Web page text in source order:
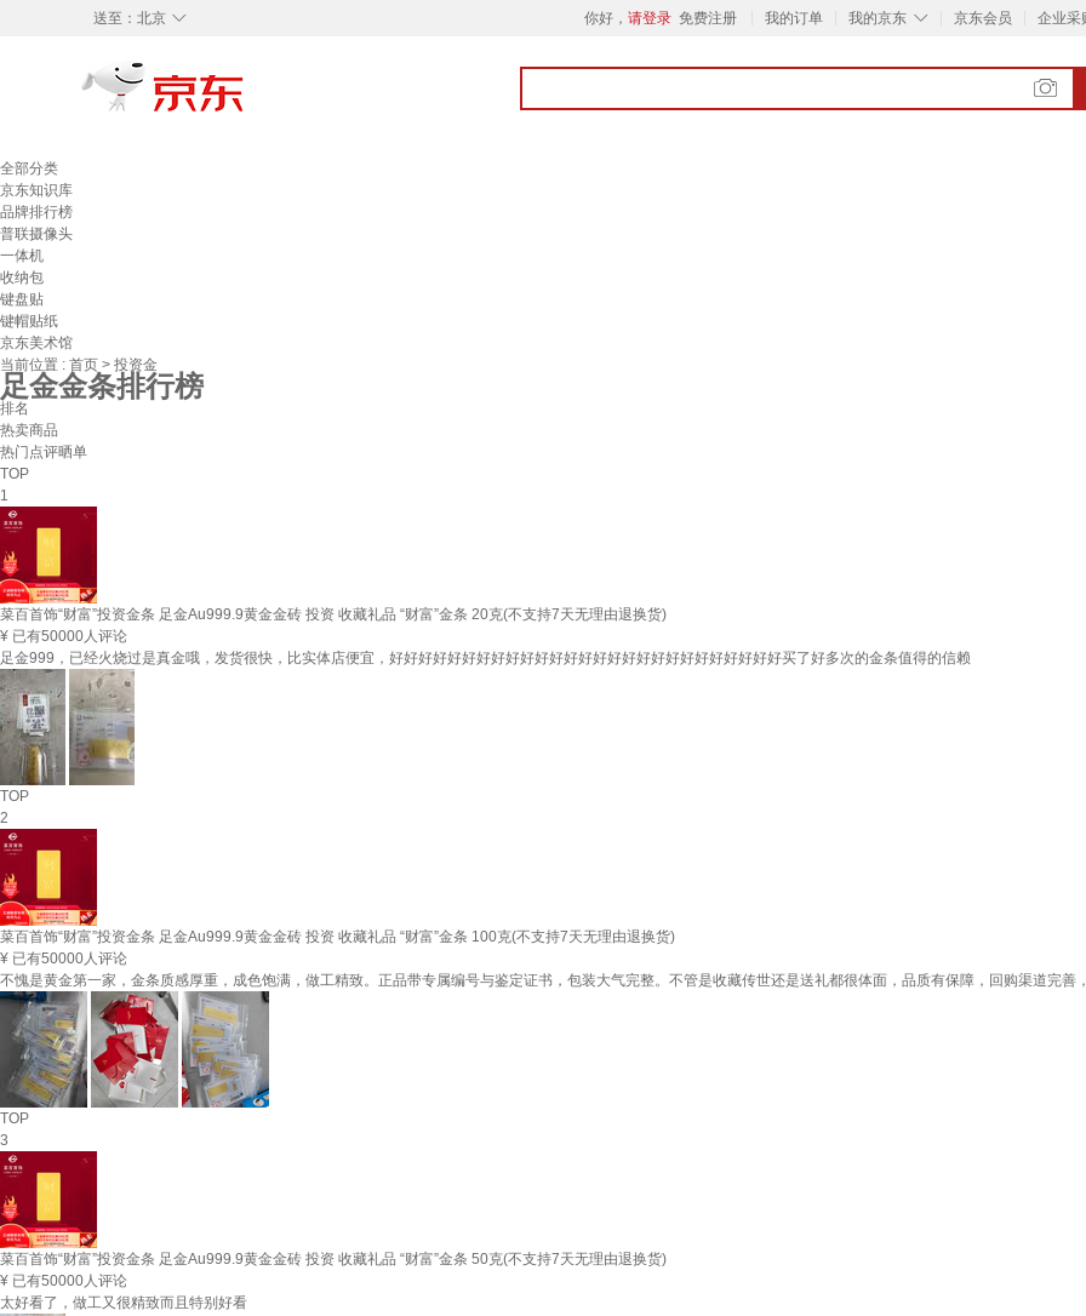
◇
送至： 北京 你好， 请登录 免费注册 我的订单 ◇
我的京东 京东会员 企业采
全部分类
京东知识库
品牌排行榜
普联摄像头
一体机
收纳包
键盘贴
键帽贴纸
京东美术馆
当前位置 : 首页 > 投资金
足金金条排行榜
排名
热卖商品
热门点评晒单
TOP
1
菜百首饰“财富”投资金条 足金Au999.9黄金金砖 投资 收藏礼品 “财富”金条 20克(不支持7天无理由退换货)
¥ 已有50000人评论
足金999，已经火烧过是真金哦，发货很快，比实体店便宜，好好好好好好好好好好好好好好好好好好好好好好好好好好好买了好多次的金条值得的信赖
TOP
2
菜百首饰“财富”投资金条 足金Au999.9黄金金砖 投资 收藏礼品 “财富”金条 100克(不支持7天无理由退换货)
¥ 已有50000人评论
不愧是黄金第一家，金条质感厚重，成色饱满，做工精致。正品带专属编号与鉴定证书，包装大气完整。不管是收藏传世还是送礼都很体面，品质有保障，回购渠道完善
TOP
3
菜百首饰“财富”投资金条 足金Au999.9黄金金砖 投资 收藏礼品 “财富”金条 50克(不支持7天无理由退换货)
¥ 已有50000人评论
太好看了，做工又很精致而且特别好看